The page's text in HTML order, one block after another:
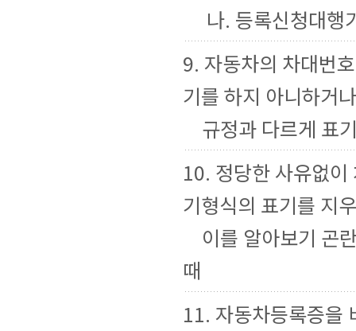
나. 등록신청대행
9. 자동차의 차대번
기를 하지 아니하거나
규정과 다르게 표
10. 정당한 사유없
기형식의 표기를 지
이를 알아보기 곤
때
11. 자동차등록증을